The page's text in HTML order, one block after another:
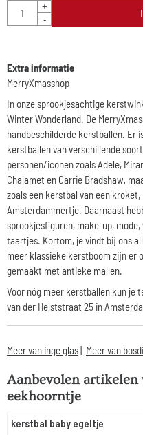
Aantal
+
-
Extra informatie
MerryXmasshop
In onze sprookjesachtige
Winter Wonderland. De
handbeschilderde kerstballen. Er
kerstballen van verschillende
personen/iconen zoals Adele,
Chalamet en Carrie Bradshaw,
zoals een kerstbal van een
Amsterdammertje. Daarnaast
sprookjesfiguren, make-up,
taartjes. Kortom, je vindt bij ons
meer klassieke kerstboom zijn er
gemaakt met antieke mallen.
Voor nóg meer kerstballen kun je
van der Helststraat 25 in
Meer van inge glas| Meer van
Aanbevolen artikelen
eekhoorntje
kerstbal baby egeltje